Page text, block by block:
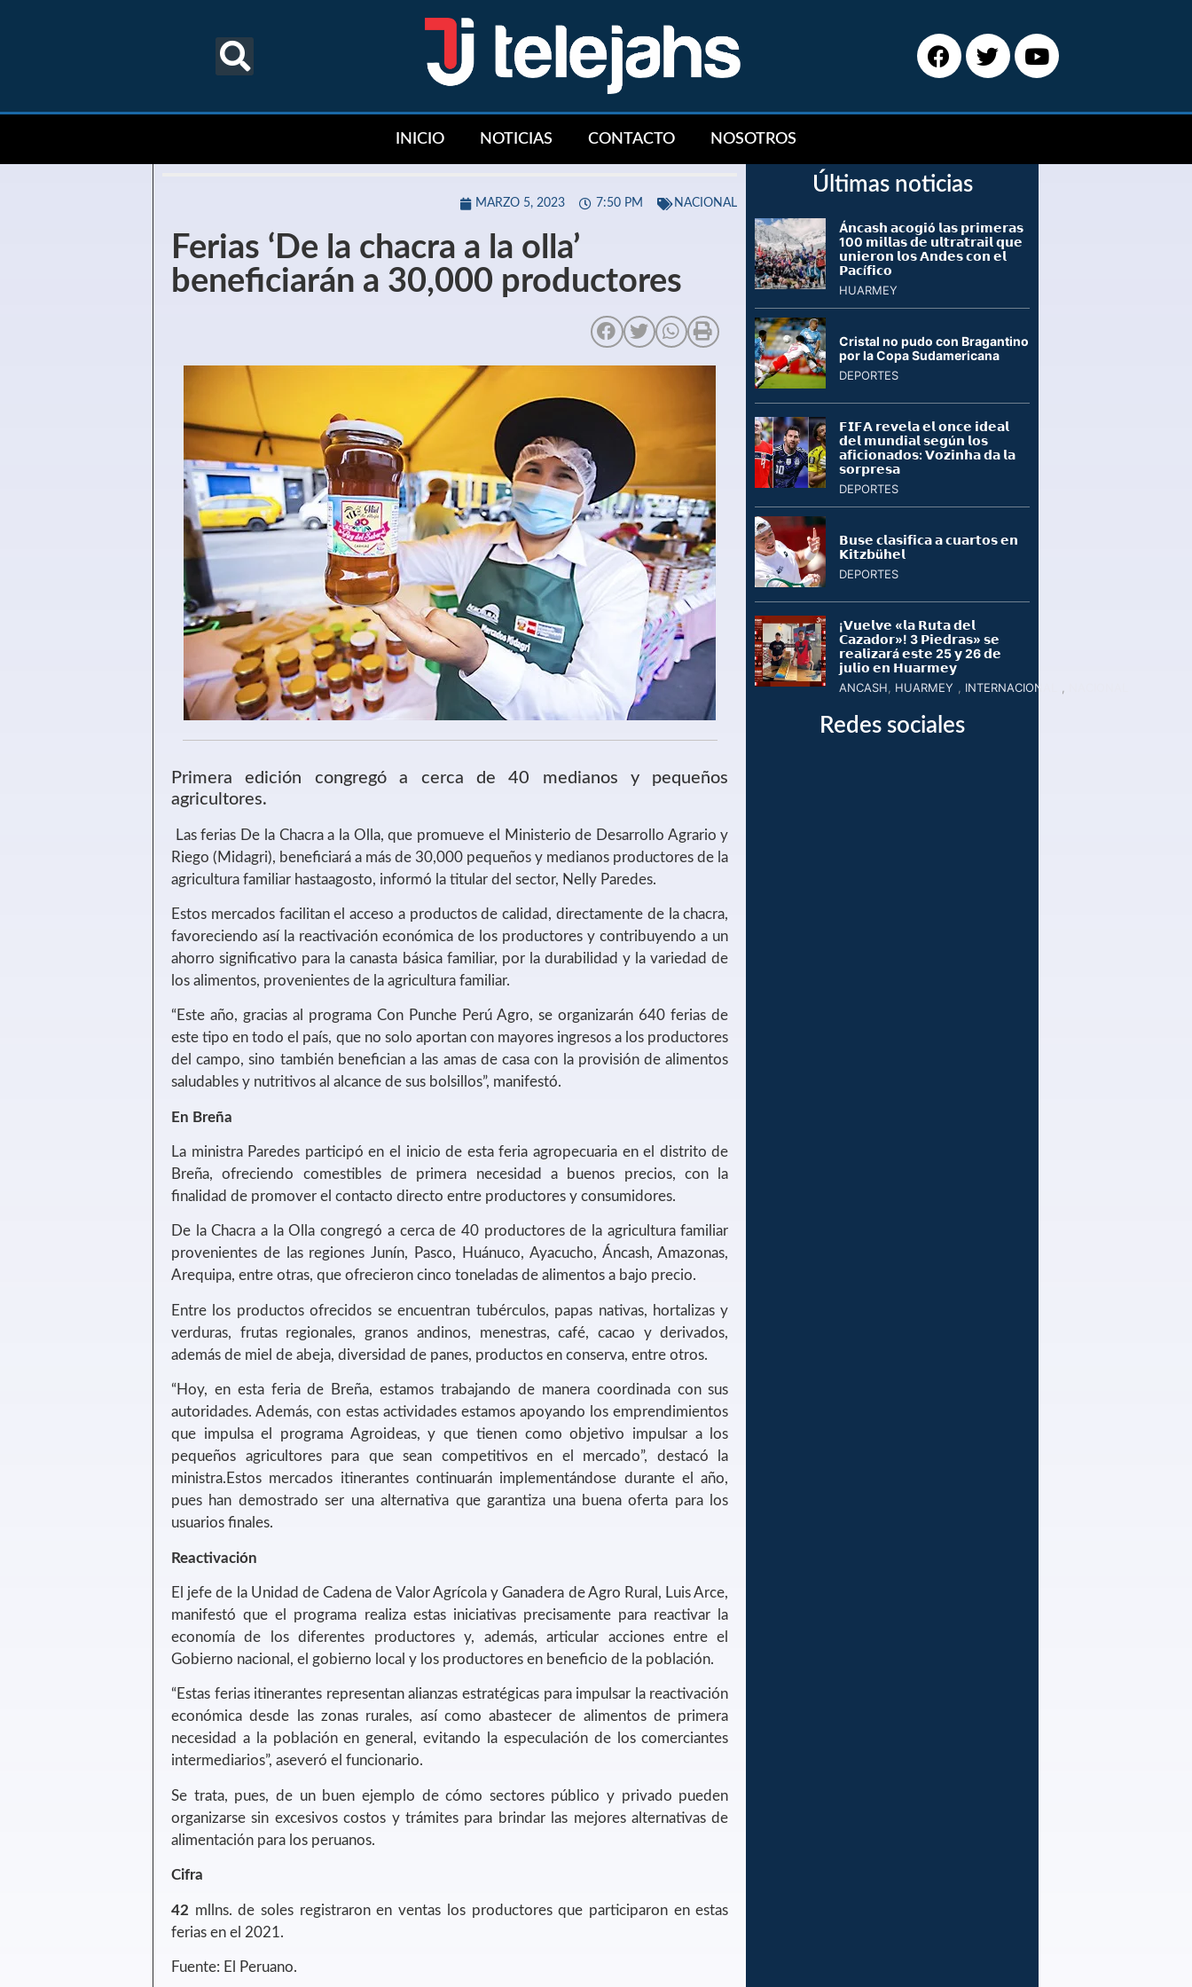
INICIO NOTICIAS CONTACTO NOSOTROS
MARZO 5, 2023 7:50 PM NACIONAL
Ferias ‘De la chacra a la olla’
beneficiarán a 30,000 productores
Primera edición congregó a cerca de 40 medianos y pequeños
agricultores.
Las ferias De la Chacra a la Olla, que promueve el Ministerio de Desarrollo Agrario y
Riego (Midagri), beneficiará a más de 30,000 pequeños y medianos productores de la
agricultura familiar hastaagosto, informó la titular del sector, Nelly Paredes.
Estos mercados facilitan el acceso a productos de calidad, directamente de la chacra,
favoreciendo así la reactivación económica de los productores y contribuyendo a un
ahorro significativo para la canasta básica familiar, por la durabilidad y la variedad de
los alimentos, provenientes de la agricultura familiar.
“Este año, gracias al programa Con Punche Perú Agro, se organizarán 640 ferias de
este tipo en todo el país, que no solo aportan con mayores ingresos a los productores
del campo, sino también benefician a las amas de casa con la provisión de alimentos
saludables y nutritivos al alcance de sus bolsillos”, manifestó.
En Breña
La ministra Paredes participó en el inicio de esta feria agropecuaria en el distrito de
Breña, ofreciendo comestibles de primera necesidad a buenos precios, con la
finalidad de promover el contacto directo entre productores y consumidores.
De la Chacra a la Olla congregó a cerca de 40 productores de la agricultura familiar
provenientes de las regiones Junín, Pasco, Huánuco, Ayacucho, Áncash, Amazonas,
Arequipa, entre otras, que ofrecieron cinco toneladas de alimentos a bajo precio.
Entre los productos ofrecidos se encuentran tubérculos, papas nativas, hortalizas y
verduras, frutas regionales, granos andinos, menestras, café, cacao y derivados,
además de miel de abeja, diversidad de panes, productos en conserva, entre otros.
“Hoy, en esta feria de Breña, estamos trabajando de manera coordinada con sus
autoridades. Además, con estas actividades estamos apoyando los emprendimientos
que impulsa el programa Agroideas, y que tienen como objetivo impulsar a los
pequeños agricultores para que sean competitivos en el mercado”, destacó la
ministra.Estos mercados itinerantes continuarán implementándose durante el año,
pues han demostrado ser una alternativa que garantiza una buena oferta para los
usuarios finales.
Reactivación
El jefe de la Unidad de Cadena de Valor Agrícola y Ganadera de Agro Rural, Luis Arce,
manifestó que el programa realiza estas iniciativas precisamente para reactivar la
economía de los diferentes productores y, además, articular acciones entre el
Gobierno nacional, el gobierno local y los productores en beneficio de la población.
“Estas ferias itinerantes representan alianzas estratégicas para impulsar la reactivación
económica desde las zonas rurales, así como abastecer de alimentos de primera
necesidad a la población en general, evitando la especulación de los comerciantes
intermediarios”, aseveró el funcionario.
Se trata, pues, de un buen ejemplo de cómo sectores público y privado pueden
organizarse sin excesivos costos y trámites para brindar las mejores alternativas de
alimentación para los peruanos.
Cifra
42 mllns. de soles registraron en ventas los productores que participaron en estas
ferias en el 2021.
Fuente: El Peruano.
Últimas noticias
Á𝗻𝗰𝗮𝘀𝗵 𝗮𝗰𝗼𝗴𝗶ó 𝗹𝗮𝘀 𝗽𝗿𝗶𝗺𝗲𝗿𝗮𝘀
100 𝗺𝗶𝗹𝗹𝗮𝘀 𝗱𝗲 𝘂𝗹𝘁𝗿𝗮𝘁𝗿𝗮𝗶𝗹 𝗾𝘂𝗲
𝘂𝗻𝗶𝗲𝗿𝗼𝗻 𝗹𝗼𝘀 𝗔𝗻𝗱𝗲𝘀 𝗰𝗼𝗻 𝗲𝗹
𝗣𝗮𝗰í𝗳𝗶𝗰𝗼
HUARMEY
Cristal no pudo con Bragantino
por la Copa Sudamericana
DEPORTES
𝗙𝗜𝗙𝗔 𝗿𝗲𝘃𝗲𝗹𝗮 𝗲𝗹 𝗼𝗻𝗰𝗲 𝗶𝗱𝗲𝗮𝗹
𝗱𝗲𝗹 𝗺𝘂𝗻𝗱𝗶𝗮𝗹 𝘀𝗲𝗴ú𝗻 𝗹𝗼𝘀
𝗮𝗳𝗶𝗰𝗶𝗼𝗻𝗮𝗱𝗼𝘀: 𝗩𝗼𝘇𝗶𝗻𝗵𝗮 𝗱𝗮 𝗹𝗮
𝘀𝗼𝗿𝗽𝗿𝗲𝘀𝗮
DEPORTES
𝗕𝘂𝘀𝗲 𝗰𝗹𝗮𝘀𝗶𝗳𝗶𝗰𝗮 𝗮 𝗰𝘂𝗮𝗿𝘁𝗼𝘀 𝗲𝗻
𝗞𝗶𝘁𝘇𝗯ü𝗵𝗲𝗹
DEPORTES
¡𝗩𝘂𝗲𝗹𝘃𝗲 «𝗹𝗮 𝗥𝘂𝘁𝗮 𝗱𝗲𝗹
𝗖𝗮𝘇𝗮𝗱𝗼𝗿»! 3 𝗣𝗶𝗲𝗱𝗿𝗮𝘀» 𝘀𝗲
𝗿𝗲𝗮𝗹𝗶𝘇𝗮𝗿á 𝗲𝘀𝘁𝗲 25 𝘆 26 𝗱𝗲
𝗷𝘂𝗹𝗶𝗼 𝗲𝗻 𝗛𝘂𝗮𝗿𝗺𝗲𝘆
ANCASH, HUARMEY , INTERNACIONAL ,
Redes sociales